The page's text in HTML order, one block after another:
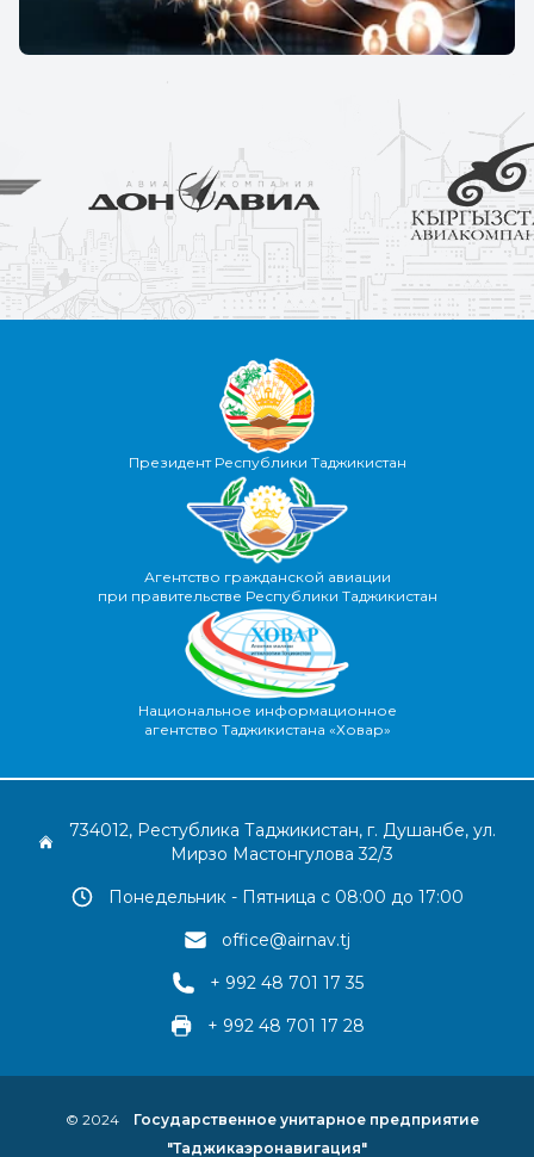
Президент Республики Таджикистан
Агентство гражданской авиации
при правительстве Республики Таджикистан
Национальное информационное
агентство Таджикистана «Ховар»
734012, Рестублика Таджикистан, г. Душанбе, ул.
Мирзо Мастонгулова 32/3
Понедельник - Пятница с 08:00 до 17:00
office@airnav.tj
+ 992 48 701 17 35
+ 992 48 701 17 28
© 2024
Государственное унитарное предприятие
"Таджикаэронавигация"